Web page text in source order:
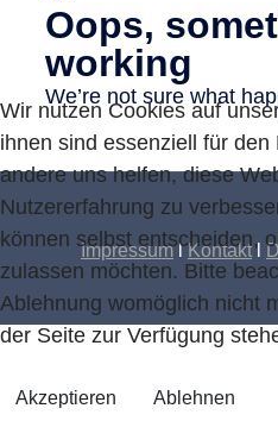
ImpressumlKontaktl
Wir nutzen Cookies auf
ihnen sind essenziell für
andere uns helfen, diese
Nutzererfahrung zu
können selbst entscheiden,
zulassen möchten. Bitte
Ablehnung womöglich nicht
der Seite zur Verfügung
Akzeptieren Ablehnen